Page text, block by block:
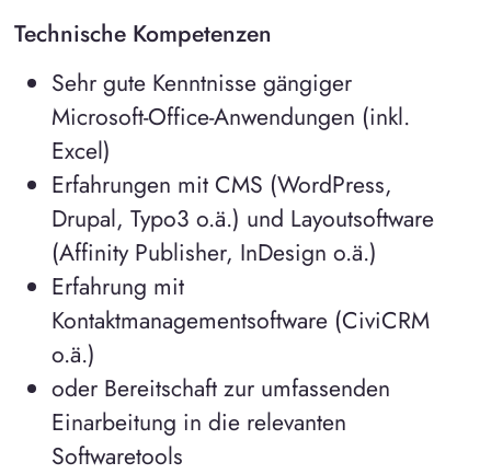
Technische Kompetenzen
Sehr gute Kenntnisse gängiger
Microsoft-Office-Anwendungen (inkl.
Excel)
Erfahrungen mit CMS (WordPress,
Drupal, Typo3 o.ä.) und Layoutsoftware
(Affinity Publisher, InDesign o.ä.)
Erfahrung mit
Kontaktmanagementsoftware (CiviCRM
o.ä.)
oder Bereitschaft zur umfassenden
Einarbeitung in die relevanten
Softwaretools